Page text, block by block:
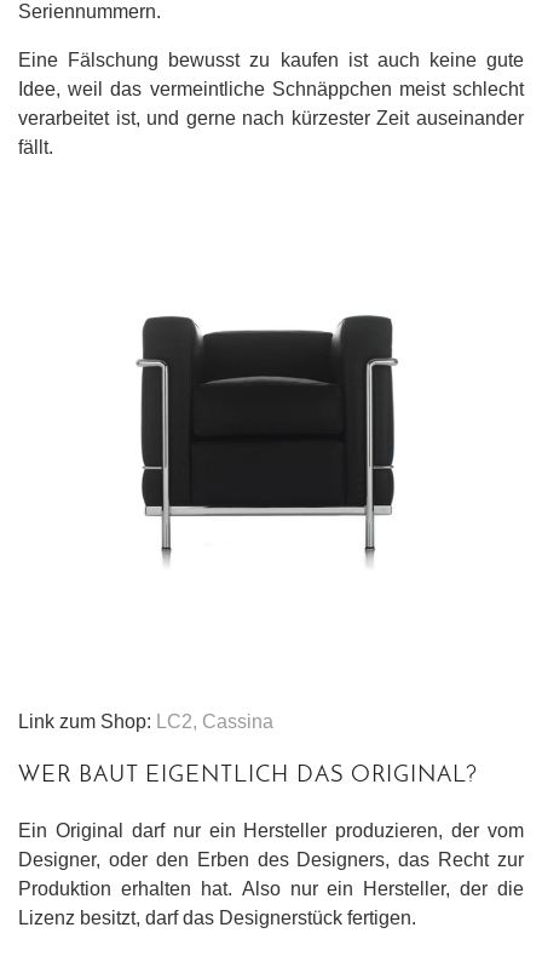
Seriennummern.
Eine Fälschung bewusst zu kaufen ist auch keine gute
Idee, weil das vermeintliche Schnäppchen meist schlecht
verarbeitet ist, und gerne nach kürzester Zeit auseinander
fällt.
Link zum Shop: LC2, Cassina
WER BAUT EIGENTLICH DAS ORIGINAL?
Ein Original darf nur ein Hersteller produzieren, der vom
Designer, oder den Erben des Designers, das Recht zur
Produktion erhalten hat. Also nur ein Hersteller, der die
Lizenz besitzt, darf das Designerstück fertigen.